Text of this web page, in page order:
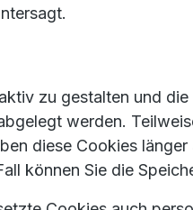
zu gestalten und
werden.
diese Cookies
können Sie die